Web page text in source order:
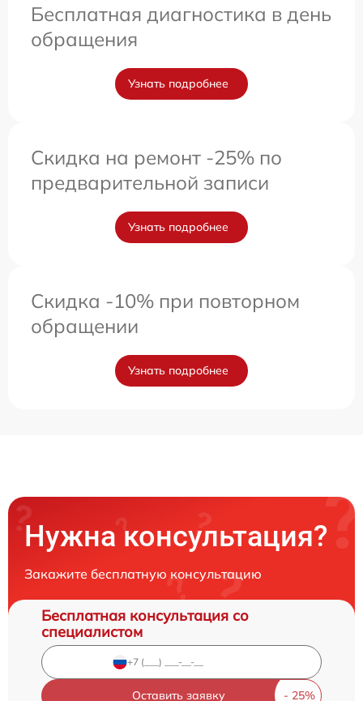
Бесплатная диагностика в день
обращения
Узнать подробнее
Скидка на ремонт -25% по
предварительной записи
Узнать подробнее
Скидка -10% при повторном
обращении
Узнать подробнее
Нужна консультация?
Закажите бесплатную консультацию
Бесплатная консультация со
специалистом
Оставить заявку